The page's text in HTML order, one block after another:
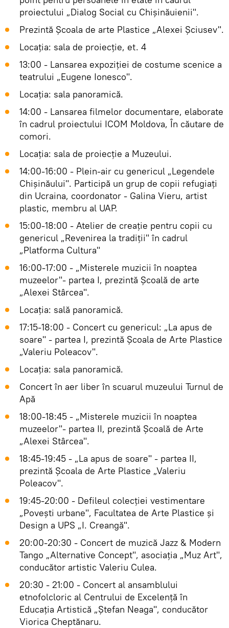
proiectului „Dialog Social cu Chișinăuienii".
Prezintă Școala de arte Plastice „Alexei Șciusev".
Locația: sala de proiecție, et. 4
13:00 - Lansarea expoziției de costume scenice a
teatrului „Eugene Ionesco".
Locația: sala panoramică.
14:00 - Lansarea filmelor documentare, elaborate
în cadrul proiectului ICOM Moldova, În căutare de
comori.
Locația: sala de proiecție a Muzeului.
14:00-16:00 - Plein-air cu genericul „Legendele
Chișinăului". Participă un grup de copii refugiați
din Ucraina, coordonator - Galina Vieru, artist
plastic, membru al UAP.
15:00-18:00 - Atelier de creație pentru copii cu
genericul „Revenirea la tradiții" în cadrul
„Platforma Cultura"
16:00-17:00 - „Misterele muzicii în noaptea
muzeelor"- partea I, prezintă Școală de arte
„Alexei Stârcea".
Locația: sală panoramică.
17:15-18:00 - Concert cu genericul: „La apus de
soare" - partea I, prezintă Școala de Arte Plastice
„Valeriu Poleacov".
Locația: sala panoramică.
Concert în aer liber în scuarul muzeului Turnul de
Apă
18:00-18:45 - „Misterele muzicii în noaptea
muzeelor"- partea II, prezintă Școală de Arte
„Alexei Stârcea".
18:45-19:45 - „La apus de soare" - partea II,
prezintă Școala de Arte Plastice „Valeriu
Poleacov".
19:45-20:00 - Defileul colecției vestimentare
„Povești urbane", Facultatea de Arte Plastice și
Design a UPS „I. Creangă".
20:00-20:30 - Concert de muzică Jazz & Modern
Tango „Alternative Concept", asociația „Muz Art",
conducător artistic Valeriu Culea.
20:30 - 21:00 - Concert al ansamblului
etnofolcloric al Centrului de Excelență în
Educația Artistică „Ștefan Neaga", conducător
Viorica Cheptănaru.